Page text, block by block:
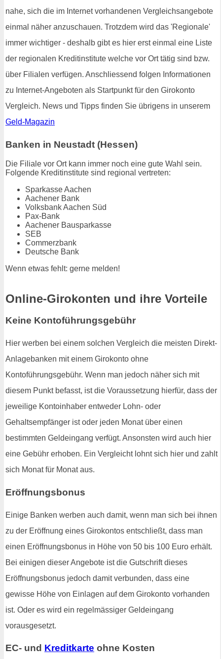
nahe, sich die im Internet vorhandenen Vergleichsangebote
einmal näher anzuschauen. Trotzdem wird das 'Regionale'
immer wichtiger - deshalb gibt es hier erst einmal eine Liste
der regionalen Kreditinstitute welche vor Ort tätig sind bzw.
über Filialen verfügen. Anschliessend folgen Informationen
zu Internet-Angeboten als Startpunkt für den Girokonto
Vergleich. News und Tipps finden Sie übrigens in unserem
Geld-Magazin
Banken in Neustadt (Hessen)
Die Filiale vor Ort kann immer noch eine gute Wahl sein.
Folgende Kreditinstitute sind regional vertreten:
Sparkasse Aachen
Aachener Bank
Volksbank Aachen Süd
Pax-Bank
Aachener Bausparkasse
SEB
Commerzbank
Deutsche Bank
Wenn etwas fehlt: gerne melden!
Online-Girokonten und ihre Vorteile
Keine Kontoführungsgebühr
Hier werben bei einem solchen Vergleich die meisten Direkt-
Anlagebanken mit einem Girokonto ohne
Kontoführungsgebühr. Wenn man jedoch näher sich mit
diesem Punkt befasst, ist die Voraussetzung hierfür, dass der
jeweilige Kontoinhaber entweder Lohn- oder
Gehaltsempfänger ist oder jeden Monat über einen
bestimmten Geldeingang verfügt. Ansonsten wird auch hier
eine Gebühr erhoben. Ein Vergleicht lohnt sich hier und zahlt
sich Monat für Monat aus.
Eröffnungsbonus
Einige Banken werben auch damit, wenn man sich bei ihnen
zu der Eröffnung eines Girokontos entschließt, dass man
einen Eröffnungsbonus in Höhe von 50 bis 100 Euro erhält.
Bei einigen dieser Angebote ist die Gutschrift dieses
Eröffnungsbonus jedoch damit verbunden, dass eine
gewisse Höhe von Einlagen auf dem Girokonto vorhanden
ist. Oder es wird ein regelmässiger Geldeingang
vorausgesetzt.
EC- und Kreditkarte ohne Kosten